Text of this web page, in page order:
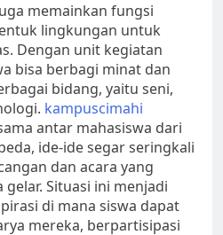
memainkan fungsi
lingkungan untuk
Dengan unit kegiatan
bisa berbagi minat dan
bidang, yaitu seni,
kampuscimahi
antar mahasiswa dari
ide-ide segar seringkali
dan acara yang
Situasi ini menjadi
di mana siswa dapat
mereka, berpartisipasi